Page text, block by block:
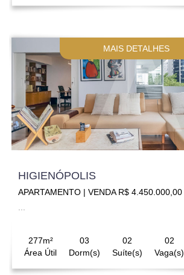
MAIS DETALHES
HIGIENÓPOLIS
APARTAMENTO | VENDA R$ 4.450.000,00
277m²
Área Útil
03
Dorm(s)
02
Suíte(s)
02
Vaga(s)